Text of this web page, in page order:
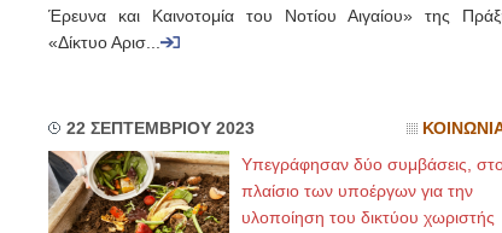
Έρευνα και Καινοτομία του Νοτίου Αιγαίου» της
«Δίκτυο Αρισ...
22 ΣΕΠΤΕΜΒΡΙΟΥ 2023
Υπεγράφησαν δύο συμβάσεις,
πλαίσιο των υποέργων για την
υλοποίηση του δικτύου χωριστής